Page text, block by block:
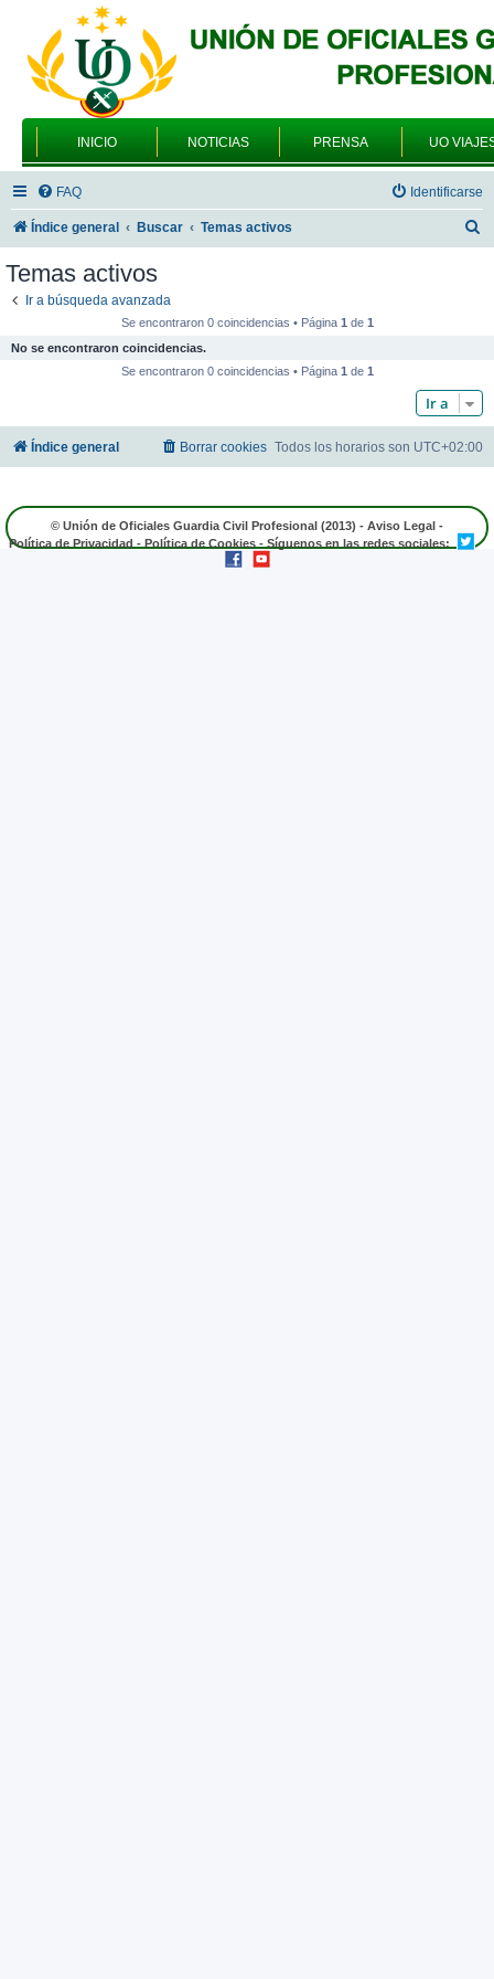
INICIO NOTICIAS PRENSA UO
FAQ Identificarse
Índice general Buscar Temas activos
Temas activos
Ir a búsqueda avanzada
Se encontraron 0 coincidencias • Página 1de 1
No se encontraron coincidencias.
Se encontraron 0 coincidencias • Página 1de 1
Ir a
Índice general Todos los horarios son UTC+02:00
Borrar cookies
© Unión de Oficiales Guardia Civil Profesional (2013) - Aviso Legal -
Política de Privacidad-Política de Cookies- Síguenos en las redes sociales: